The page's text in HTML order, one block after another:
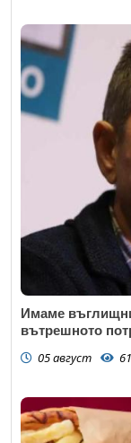
Имаме
вътрешното
05 август 61